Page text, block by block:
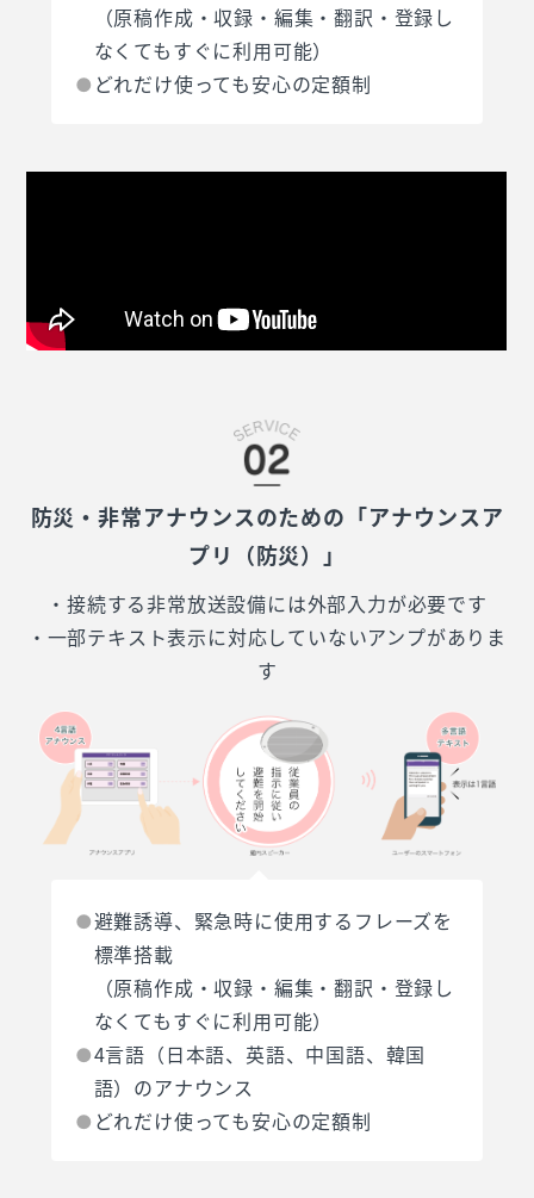
（原稿作成・収録・編集・翻訳・登録し
なくてもすぐに利用可能）
どれだけ使っても安心の定額制
防災・非常アナウンスのための「アナウンスア
プリ（防災）」
・接続する非常放送設備には外部入力が必要です
・一部テキスト表示に対応していないアンプがありま
す
避難誘導、緊急時に使用するフレーズを
標準搭載
（原稿作成・収録・編集・翻訳・登録し
なくてもすぐに利用可能）
4言語（日本語、英語、中国語、韓国
語）のアナウンス
どれだけ使っても安心の定額制